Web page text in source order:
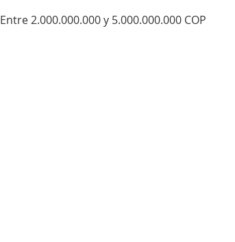
Entre 2.000.000.000 y 5.000.000.000 COP